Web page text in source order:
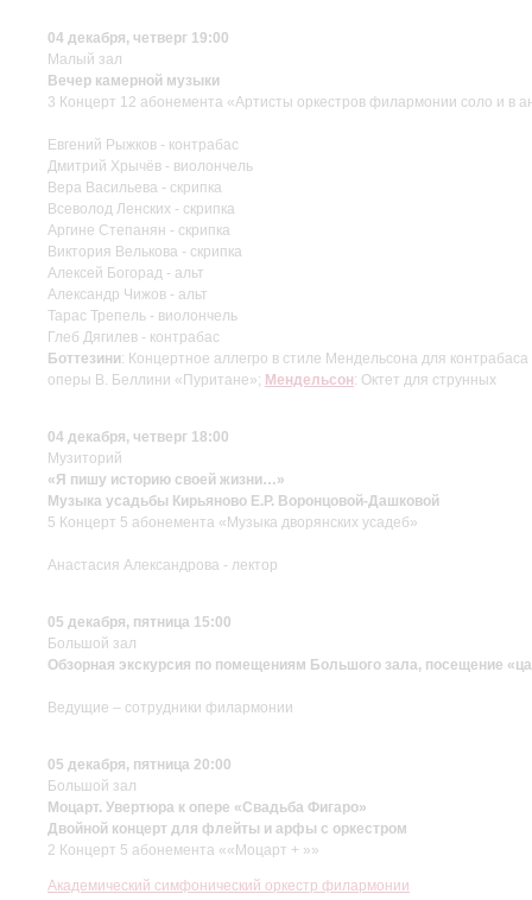
04 декабря, четверг 19:00
Малый зал
Вечер камерной музыки
3 Концерт 12 абонемента «Артисты оркестров филармонии соло и в
Евгений Рыжков - контрабас
Дмитрий Хрычёв - виолончель
Вера Васильева - скрипка
Всеволод Ленских - скрипка
Аргине Степанян - скрипка
Виктория Велькова - скрипка
Алексей Богорад - альт
Александр Чижов - альт
Тарас Трепель - виолончель
Глеб Дягилев - контрабас
Боттезини: Концертное аллегро в стиле Мендельсона для
оперы В. Беллини «Пуритане»; Мендельсон: Октет для струнных
04 декабря, четверг 18:00
Музиторий
«Я пишу историю своей жизни…»
Музыка усадьбы Кирьяново Е.Р. Воронцовой-Дашковой
5 Концерт 5 абонемента «Музыка дворянских усадеб»
Анастасия Александрова - лектор
05 декабря, пятница 15:00
Большой зал
Обзорная экскурсия по помещениям Большого зала, посещение
Ведущие – сотрудники филармонии
05 декабря, пятница 20:00
Большой зал
Моцарт. Увертюра к опере «Свадьба Фигаро»
Двойной концерт для флейты и арфы с оркестром
2 Концерт 5 абонемента ««Моцарт + »»
Академический симфонический оркестр филармонии